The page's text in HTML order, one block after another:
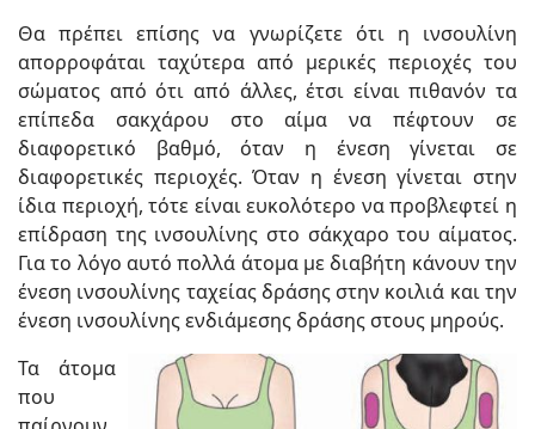
Θα πρέπει επίσης να γνωρίζετε ότι η ινσουλίνη
απορροφάται ταχύτερα από μερικές περιοχές του
σώματος από ότι από άλλες, έτσι είναι πιθανόν τα
επίπεδα σακχάρου στο αίμα να πέφτουν σε
διαφορετικό βαθμό, όταν η ένεση γίνεται σε
διαφορετικές περιοχές. Όταν η ένεση γίνεται στην
ίδια περιοχή, τότε είναι ευκολότερο να προβλεφτεί η
επίδραση της ινσουλίνης στο σάκχαρο του αίματος.
Για το λόγο αυτό πολλά άτομα με διαβήτη κάνουν την
ένεση ινσουλίνης ταχείας δράσης στην κοιλιά και την
ένεση ινσουλίνης ενδιάμεσης δράσης στους μηρούς.
Τα άτομα
που